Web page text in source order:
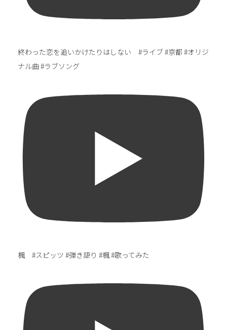
終わった恋を追いかけたりはしない #ライブ #京都 #オリジ
ナル曲 #ラブソング
楓 #スピッツ #弾き語り #楓 #歌ってみた